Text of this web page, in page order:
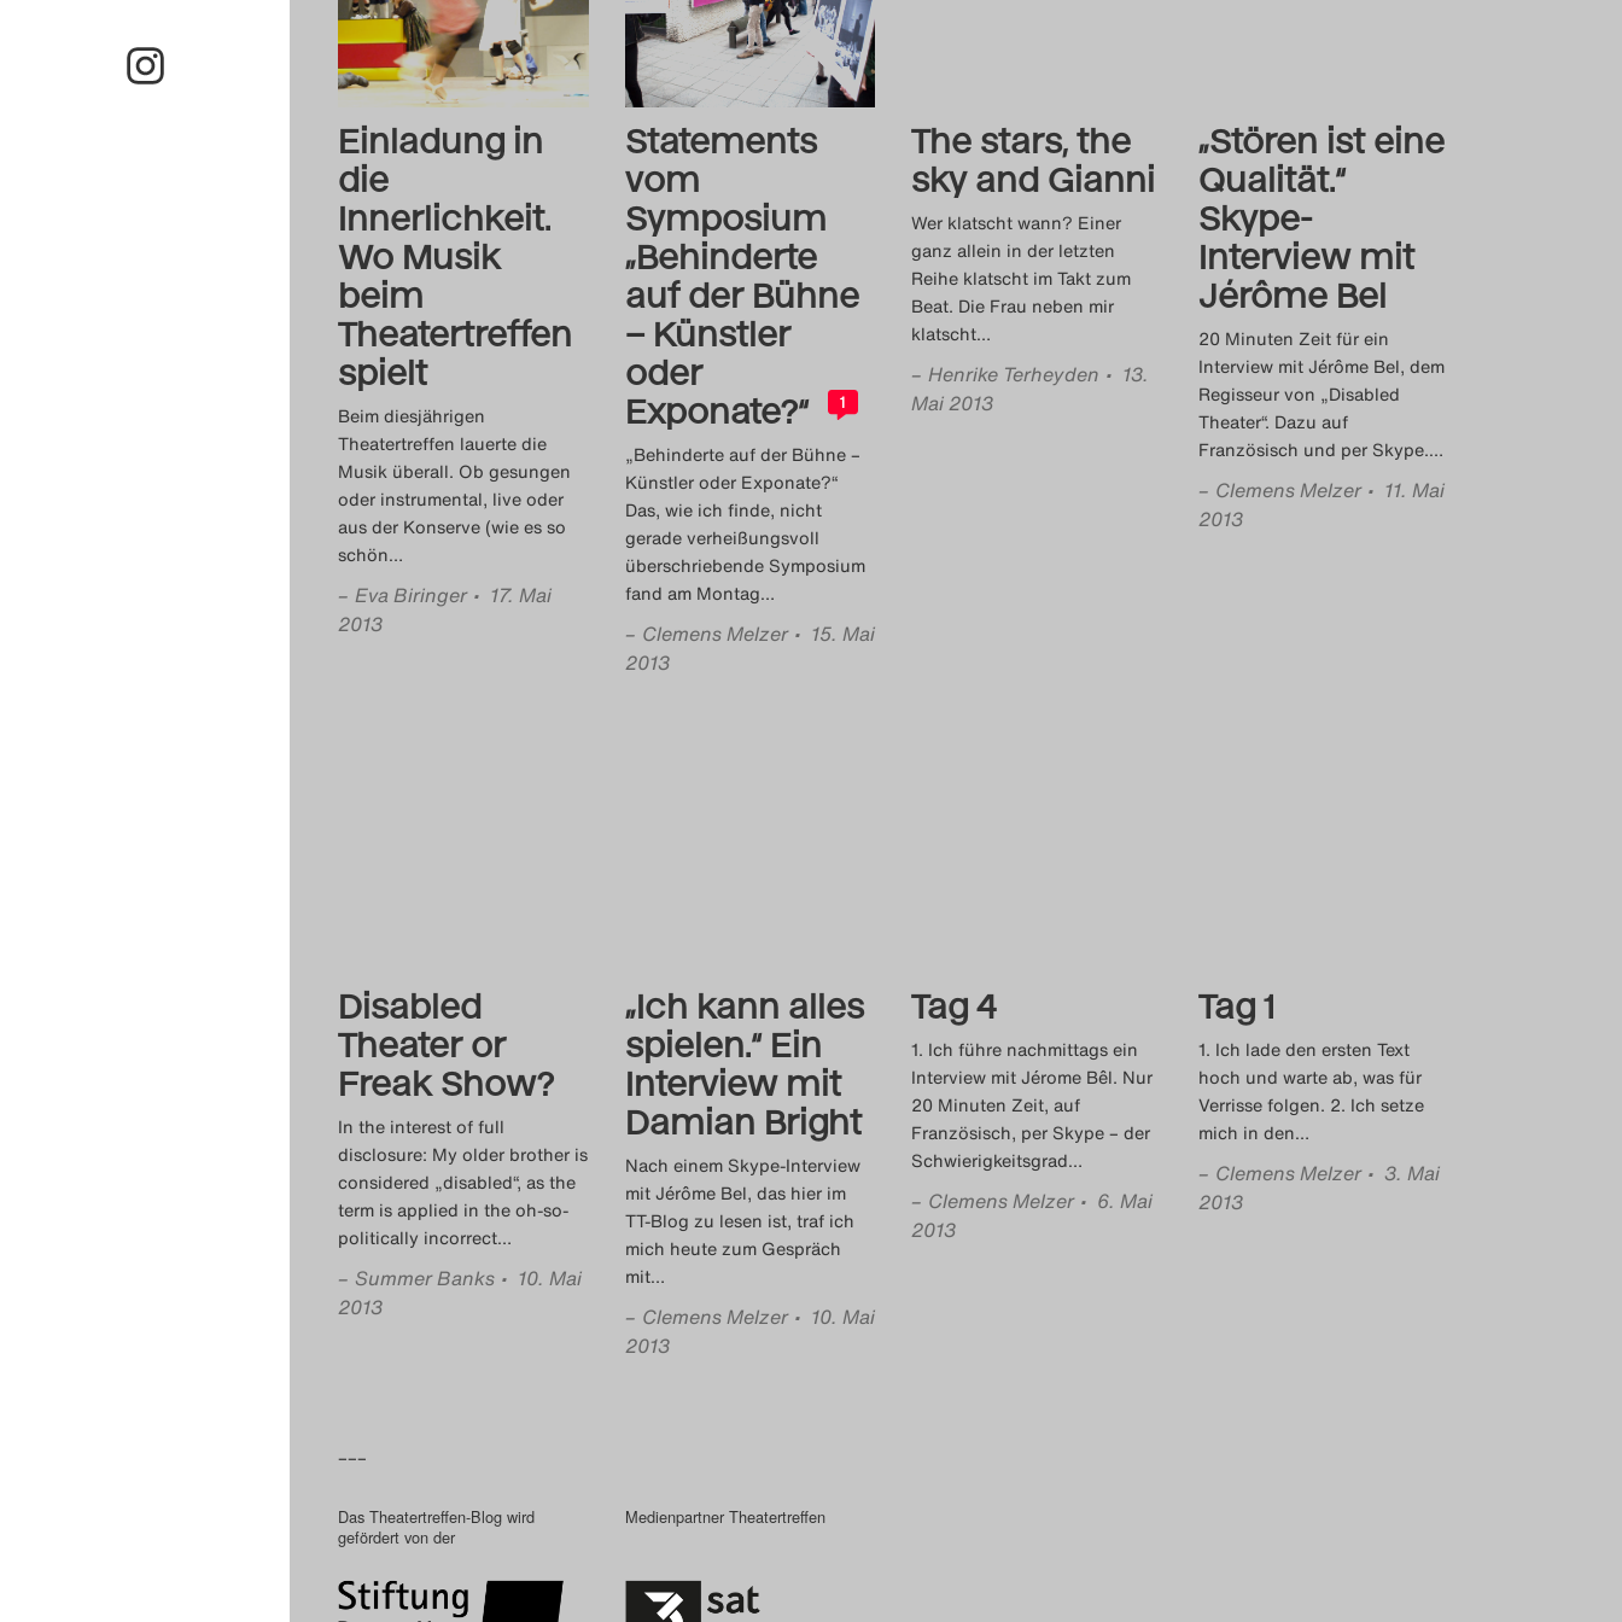
Einladung in
die
Innerlichkeit.
Wo Musik
beim
Theatertreffen
spielt
Beim diesjährigen
Theatertreffen lauerte die
Musik überall. Ob gesungen
oder instrumental, live oder
aus der Konserve (wie es so
schön…
– Eva Biringer • 17. Mai
2013
Statements
vom
Symposium
„Behinderte
auf der Bühne
– Künstler
oder
Exponate?“
1
„Behinderte auf der Bühne –
Künstler oder Exponate?“
Das, wie ich finde, nicht
gerade verheißungsvoll
überschriebende Symposium
fand am Montag…
– Clemens Melzer • 15. Mai
2013
The stars, the
sky and Gianni
Wer klatscht wann? Einer
ganz allein in der letzten
Reihe klatscht im Takt zum
Beat. Die Frau neben mir
klatscht…
– Henrike Terheyden • 13.
Mai 2013
„Stören ist eine
Qualität.“
Skype-
Interview mit
Jérôme Bel
20 Minuten Zeit für ein
Interview mit Jérôme Bel, dem
Regisseur von „Disabled
Theater“. Dazu auf
Französisch und per Skype.…
– Clemens Melzer • 11. Mai
2013
Disabled
Theater or
Freak Show?
In the interest of full
disclosure: My older brother is
considered „disabled“, as the
term is applied in the oh-so-
politically incorrect…
– Summer Banks • 10. Mai
2013
„Ich kann alles
spielen.“ Ein
Interview mit
Damian Bright
Nach einem Skype-Interview
mit Jérôme Bel, das hier im
TT-Blog zu lesen ist, traf ich
mich heute zum Gespräch
mit…
– Clemens Melzer • 10. Mai
2013
Tag 4
1. Ich führe nachmittags ein
Interview mit Jérome Bêl. Nur
20 Minuten Zeit, auf
Französisch, per Skype – der
Schwierigkeitsgrad…
– Clemens Melzer • 6. Mai
2013
Tag 1
1. Ich lade den ersten Text
hoch und warte ab, was für
Verrisse folgen. 2. Ich setze
mich in den…
– Clemens Melzer • 3. Mai
2013
–––
Das Theatertreffen-Blog wird
gefördert von der
Medienpartner Theatertreffen